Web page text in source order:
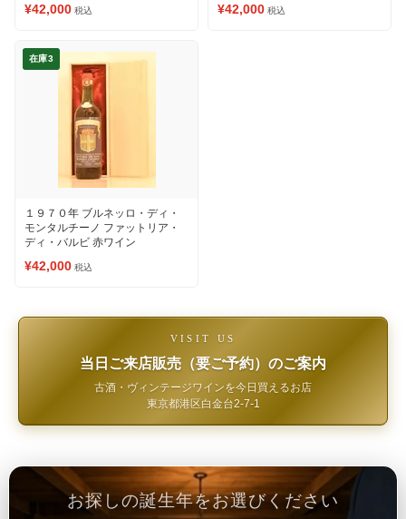
¥42,000 税込 ¥42,000 税込
在庫3
１９７０年 ブルネッロ・ディ・
モンタルチーノ ファットリア・
ディ・バルビ 赤ワイン
¥42,000 税込
VISIT US
当日ご来店販売（要ご予約）のご案内
古酒・ヴィンテージワインを今日買えるお店
東京都港区白金台2-7-1
お探しの誕生年をお選びください